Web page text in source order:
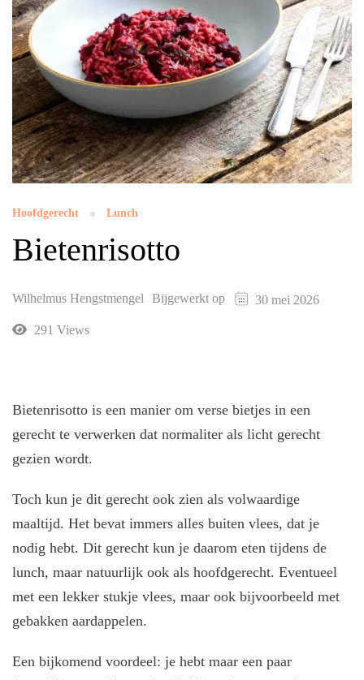
Hoofdgerecht Lunch
Bietenrisotto
Wilhelmus Hengstmengel Bijgewerkt op 30 mei 2026
291 Views
Bietenrisotto is een manier om verse bietjes in een
gerecht te verwerken dat normaliter als licht gerecht
gezien wordt.
Toch kun je dit gerecht ook zien als volwaardige
maaltijd. Het bevat immers alles buiten vlees, dat je
nodig hebt. Dit gerecht kun je daarom eten tijdens de
lunch, maar natuurlijk ook als hoofdgerecht. Eventueel
met een lekker stukje vlees, maar ook bijvoorbeeld met
gebakken aardappelen.
Een bijkomend voordeel: je hebt maar een paar